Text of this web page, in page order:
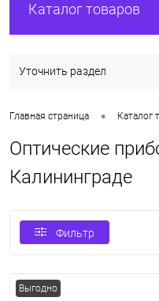
Каталог товаров
Уточнить раздел
Главная страница • Каталог
Оптические
Калининграде
Фильтр
Выгодно